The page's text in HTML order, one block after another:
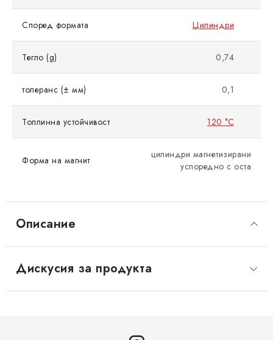
Описание
Според формата Цилиндри
Тегло (g) 0,74
толеранс (± мм) 0,1
Топлинна устойчивост 120 °C
Форма на магнит
цилиндри магнетизирани
успоредно с оста
Дискусия за продукта